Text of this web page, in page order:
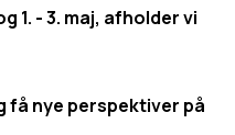
1. - 3. maj, afholder vi
få nye perspektiver på